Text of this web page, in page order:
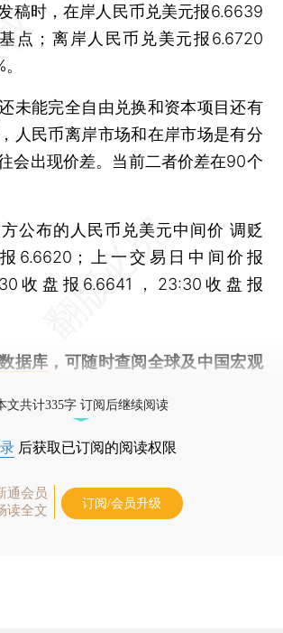
时，在岸人民币兑美元报6.6639
点；离岸人民币兑美元报6.6720
能完全自由兑换和资本项目还有
人民币离岸市场和在岸市场是有分
会出现价差。当前二者价差在90个
布的人民币兑美元中间价 调贬
6.6620；上一交易日中间价报
收盘报6.6641，23:30收盘报
据库 ，可随时查阅全球及中国宏观
文共计335字 订阅后继续阅读
后获取已订阅的阅读权限
通会员
读全文
订阅/会员升级